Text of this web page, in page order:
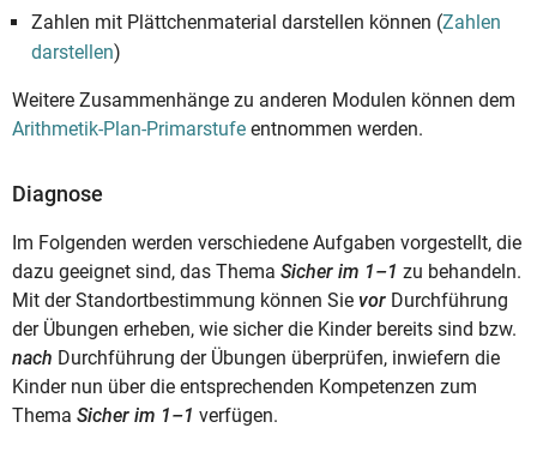
Zahlen mit Plättchenmaterial darstellen können (Zahlen
darstellen)
Weitere Zusammenhänge zu anderen Modulen können dem
Arithmetik-Plan-Primarstufe entnommen werden.
Diagnose
Im Folgenden werden verschiedene Aufgaben vorgestellt, die
dazu geeignet sind, das Thema Sicher im 1–1 zu behandeln.
Mit der Standortbestimmung können Sie vor Durchführung
der Übungen erheben, wie sicher die Kinder bereits sind bzw.
nach Durchführung der Übungen überprüfen, inwiefern die
Kinder nun über die entsprechenden Kompetenzen zum
Thema Sicher im 1–1 verfügen.